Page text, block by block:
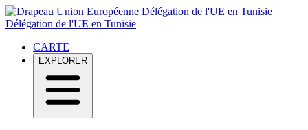
Délégation de l'UE en Tunisie
Délégation de l'UE en Tunisie
CARTE
EXPLORER